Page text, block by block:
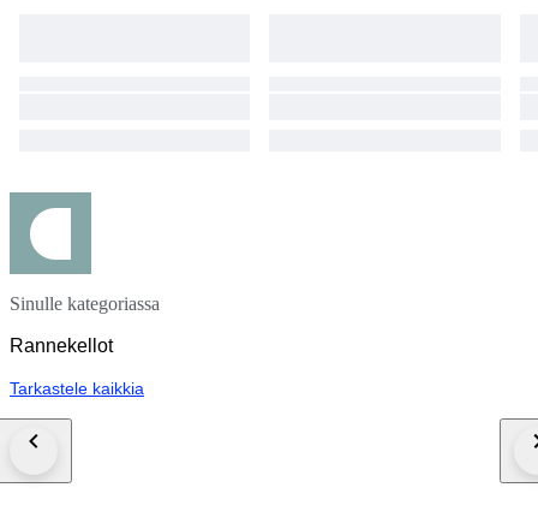
Sinulle kategoriassa
Rannekellot
Tarkastele kaikkia